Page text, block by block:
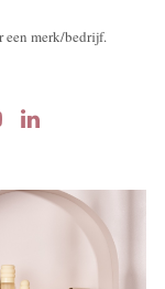
een merk/bedrijf.